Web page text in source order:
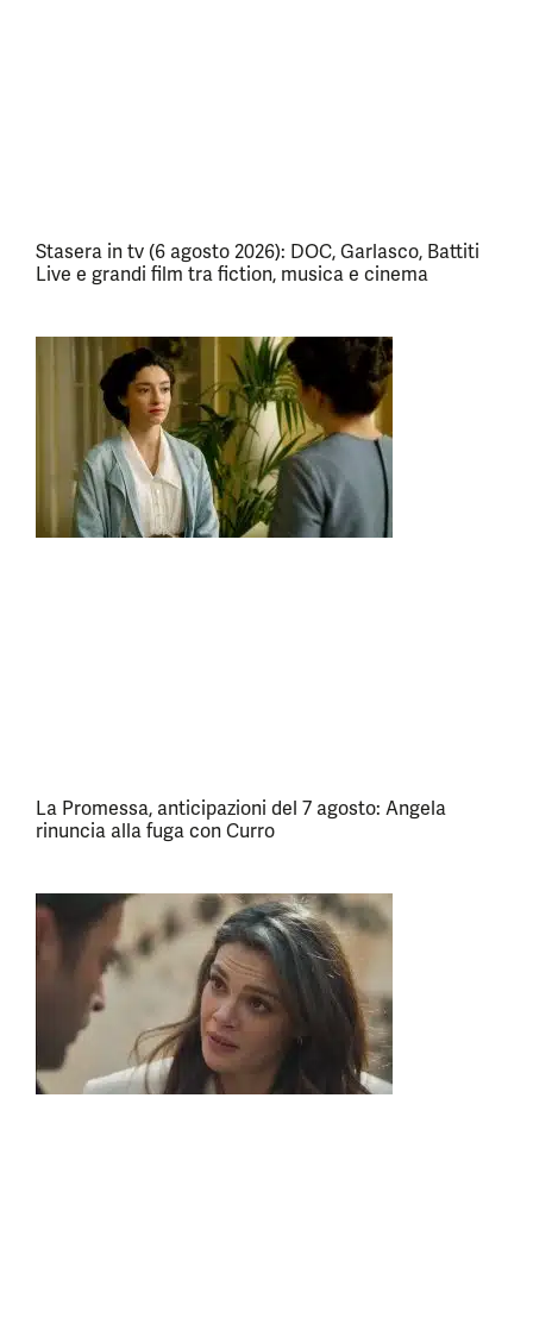
Stasera in tv (6 agosto 2026): DOC, Garlasco, Battiti
Live e grandi film tra fiction, musica e cinema
La Promessa, anticipazioni del 7 agosto: Angela
rinuncia alla fuga con Curro